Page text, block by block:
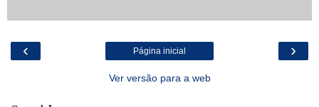
‹ ›
Página inicial
Ver versão para a web